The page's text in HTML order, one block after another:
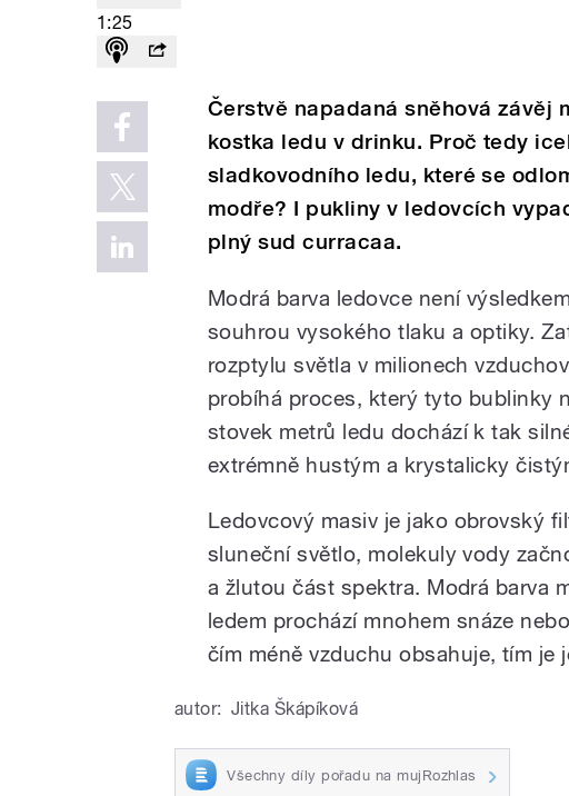
1:25
Čerstvě napadaná sněhová závěj
kostka ledu v drinku. Proč tedy
sladkovodního ledu, které se
modře? I pukliny v ledovcích
plný sud curracaa.
Modrá barva ledovce není
souhrou vysokého tlaku a optiky.
rozptylu světla v milionech
probíhá proces, který tyto bublinky
stovek metrů ledu dochází k tak
extrémně hustým a krystalicky
Ledovcový masiv je jako obrovský
sluneční světlo, molekuly vody
a žlutou část spektra. Modrá barva
ledem prochází mnohem snáze
čím méně vzduchu obsahuje, tím je
autor: Jitka Škápíková
Všechny díly pořadu na mujRozhlas